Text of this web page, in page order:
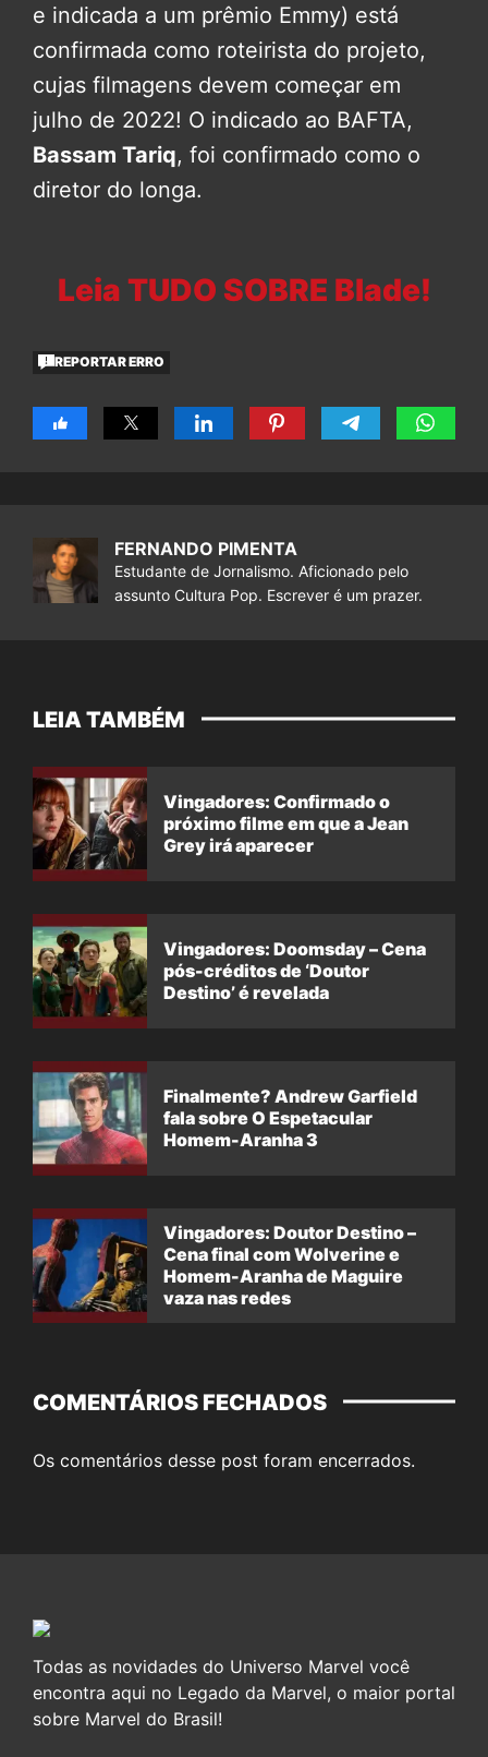
e indicada a um prêmio Emmy) está
confirmada como roteirista do projeto,
cujas filmagens devem começar em
julho de 2022! O indicado ao BAFTA,
Bassam Tariq, foi confirmado como o
diretor do longa.
Leia TUDO SOBRE Blade!
REPORTAR ERRO
FERNANDO PIMENTA
Estudante de Jornalismo. Aficionado pelo
assunto Cultura Pop. Escrever é um prazer.
LEIA TAMBÉM
Vingadores: Confirmado o
próximo filme em que a Jean
Grey irá aparecer
Vingadores: Doomsday – Cena
pós-créditos de ‘Doutor
Destino’ é revelada
Finalmente? Andrew Garfield
fala sobre O Espetacular
Homem-Aranha 3
Vingadores: Doutor Destino –
Cena final com Wolverine e
Homem-Aranha de Maguire
vaza nas redes
COMENTÁRIOS FECHADOS
Os comentários desse post foram encerrados.
Todas as novidades do Universo Marvel você
encontra aqui no Legado da Marvel, o maior portal
sobre Marvel do Brasil!